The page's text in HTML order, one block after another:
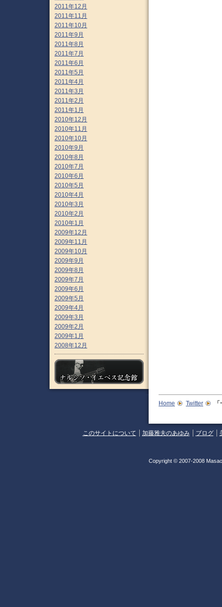
2011年12月
2011年11月
2011年10月
2011年9月
2011年8月
2011年7月
2011年6月
2011年5月
2011年4月
2011年3月
2011年2月
2011年1月
2010年12月
2010年11月
2010年10月
2010年9月
2010年8月
2010年7月
2010年6月
2010年5月
2010年4月
2010年3月
2010年2月
2010年1月
2009年12月
2009年11月
2009年10月
2009年9月
2009年8月
2009年7月
2009年6月
2009年5月
2009年4月
2009年3月
2009年2月
2009年1月
2008年12月
Home Twitter
このサイトについて 加藤雅夫のあゆみ ブログ
Copyright © 2007-2008